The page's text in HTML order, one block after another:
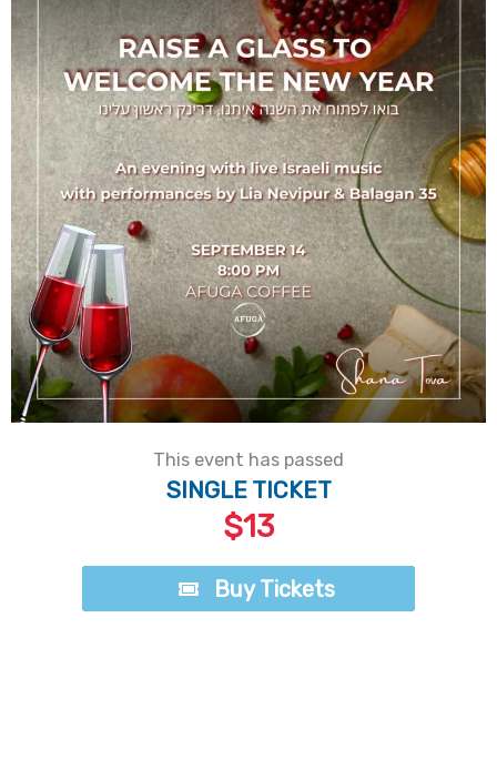
This event has passed
SINGLE TICKET
$13
Buy Tickets